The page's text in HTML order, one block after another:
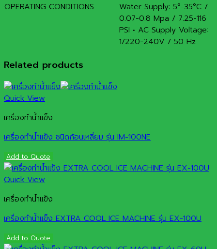
OPERATING CONDITIONS
Water Supply: 5°-35°C /
0.07-0.8 Mpa / 7.25-116
PSI • AC Supply Voltage:
1/220-240V / 50 Hz
Related products
Quick View
เครื่องทำน้ำแข็ง
เครื่องทำน้ำแข็ง ชนิดก้อนเหลี่ยม รุ่น IM-100NE
Add to Quote
Quick View
เครื่องทำน้ำแข็ง
เครื่องทำน้ำแข็ง EXTRA COOL ICE MACHINE รุ่น EX-100U
Add to Quote